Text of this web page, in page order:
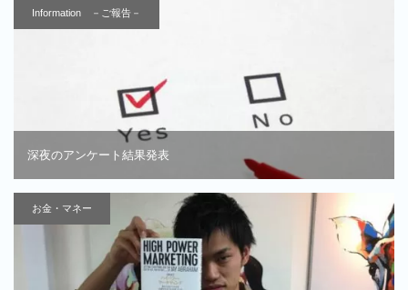
Information －ご報告－
深夜のアンケート結果発表
お金・マネー